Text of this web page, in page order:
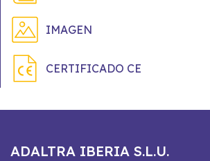
IMAGEN
CERTIFICADO CE
ADALTRA IBERIA S.L.U.